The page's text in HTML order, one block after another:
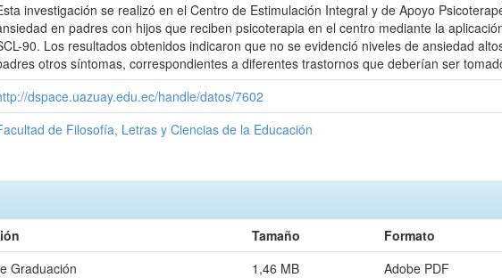
investigación se realizó en el Centro de Estimulación Integral y de Apoyo
en padres con hijos que reciben psicoterapia en el centro mediante la
90. Los resultados obtenidos indicaron que no se evidenció niveles de ansiedad
otros síntomas, correspondientes a diferentes trastornos que deberían ser
dspace.uazuay.edu.ec/handle/datos/7602
de Filosofía, Letras y Ciencias de la Educación
Tamaño
Formato
Graduación 1,46 MB Adobe PDF